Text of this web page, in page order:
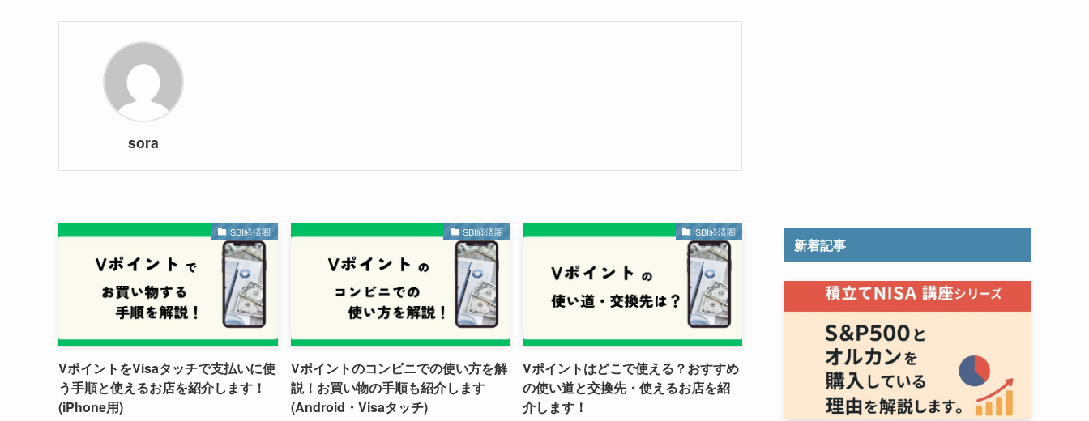
sora
SBI経済圏
VポイントをVisaタッチで支払いに使
う手順と使えるお店を紹介します！
(iPhone用)
SBI経済圏
Vポイントのコンビニでの使い方を解
説！お買い物の手順も紹介します
(Android・Visaタッチ)
SBI経済圏
Vポイントはどこで使える？おすすめ
の使い道と交換先・使えるお店を紹
介します！
新着記事